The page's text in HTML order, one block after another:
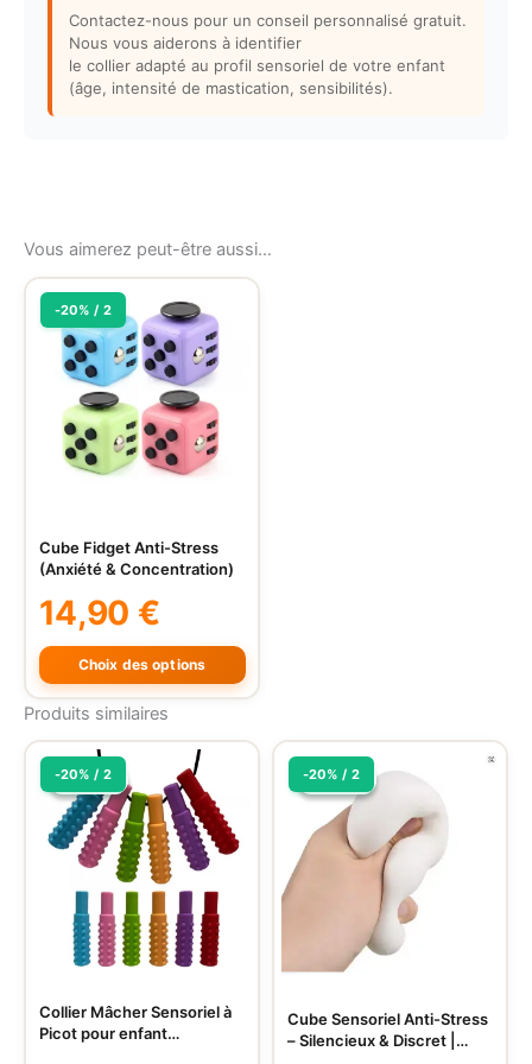
Contactez-nous pour un conseil personnalisé gratuit.
Nous vous aiderons à identifier
le collier adapté au profil sensoriel de votre enfant
(âge, intensité de mastication, sensibilités).
Vous aimerez peut-être aussi…
-20% / 2
Cube Fidget Anti-Stress
(Anxiété & Concentration)
14,90 €
Choix des options
Ce
produit
a
plusieurs
variations.
Les
options
peuvent
être
choisies
sur
page
produit
Produits similaires
Promo !
-20% / 2
Promo !
Collier Mâcher Sensoriel à
Picot pour enfant
Ce
produit
Promo !
-20% / 2
Promo !
Cube Sensoriel Anti-Stress
– Silencieux & Discret |